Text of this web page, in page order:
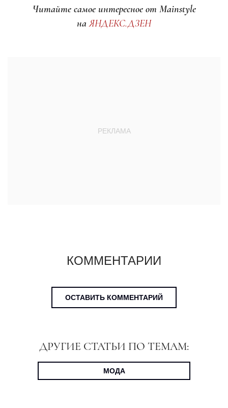
Читайте самое интересное от Mainstyle
наЯНДЕКС.ДЗЕН
КОММЕНТАРИИ
ОСТАВИТЬ КОММЕНТАРИЙ
ДРУГИЕ СТАТЬИ ПО ТЕМАМ:
МОДА